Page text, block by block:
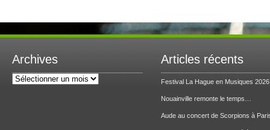
Archives
Archives
Articles récents
Festival La Hague en Musiques 2026
Nouainville remonte le temps…
Aude au concert de Scorpions à